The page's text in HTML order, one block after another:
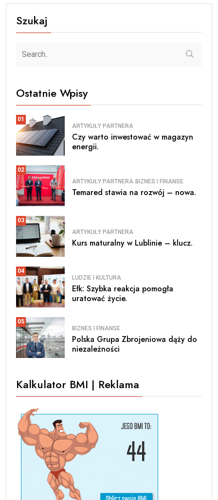
Szukaj
Ostatnie Wpisy
01
ARTYKUŁY PARTNERA
Czy warto inwestować w magazyn
energii.
02
ARTYKUŁY PARTNERA BIZNES I FINANSE
Temared stawia na rozwój – nowa.
03
ARTYKUŁY PARTNERA
Kurs maturalny w Lublinie – klucz.
04
LUDZIE I KULTURA
Ełk: Szybka reakcja pomogła
uratować życie.
05
BIZNES I FINANSE
Polska Grupa Zbrojeniowa dąży do
niezależności
Kalkulator BMI | Reklama